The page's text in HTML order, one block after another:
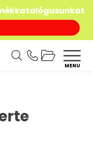
MENU